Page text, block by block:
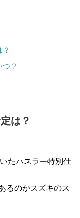
？
は？
たハスラー特別仕
るのかスズキのス